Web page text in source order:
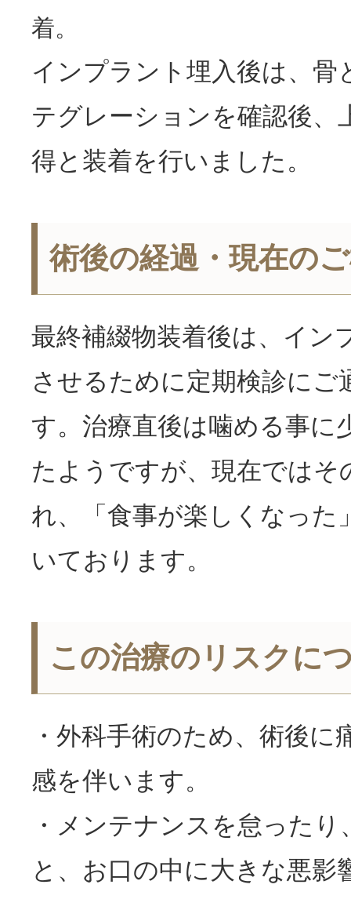
着。
インプラント埋入後は、骨
テグレーションを確認後、
得と装着を行いました。
術後の経過・現在の
最終補綴物装着後は、イン
させるために定期検診にご
す。治療直後は噛める事に
たようですが、現在ではそ
れ、「食事が楽しくなった
いております。
この治療のリスクに
・外科手術のため、術後に
感を伴います。
・メンテナンスを怠った
と、お口の中に大きな悪影